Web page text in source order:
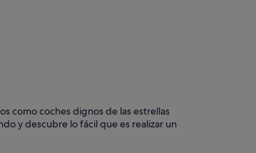
como coches dignos de las estrellas
y descubre lo fácil que es realizar un